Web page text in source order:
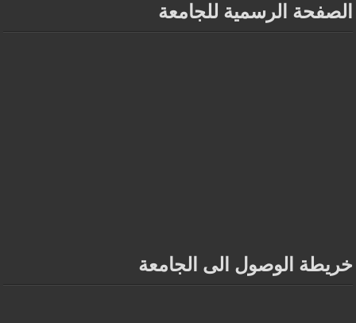
الصفحة الرسمية للجامعة
خريطة الوصول الى الجامعة